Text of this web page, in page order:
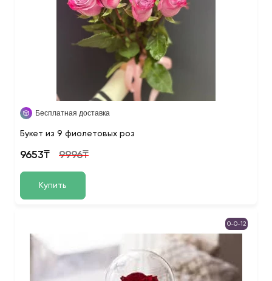
Бесплатная доставка
Букет из 9 фиолетовых роз
9653₸ 9996₸
Купить
0-0-12